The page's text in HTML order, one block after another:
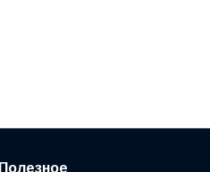
Полезное